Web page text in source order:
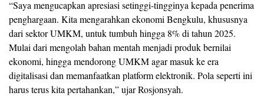
“Saya mengucapkan apresiasi setinggi-tingginya kepada penerima
penghargaan. Kita mengarahkan ekonomi Bengkulu, khususnya
dari sektor UMKM, untuk tumbuh hingga 8% di tahun 2025.
Mulai dari mengolah bahan mentah menjadi produk bernilai
ekonomi, hingga mendorong UMKM agar masuk ke era
digitalisasi dan memanfaatkan platform elektronik. Pola seperti ini
harus terus kita pertahankan,” ujar Rosjonsyah.